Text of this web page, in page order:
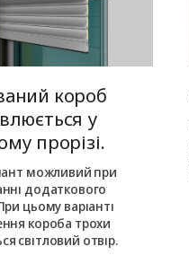
короб
у
прорізі.
можливий при
додаткового
цьому варіанті
короба трохи
світловий отвір.